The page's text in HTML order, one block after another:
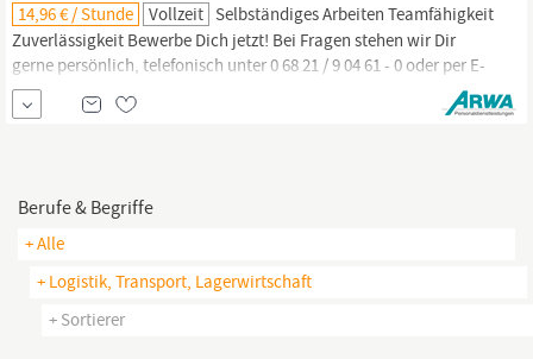
14,96 € / Stunde Vollzeit Selbständiges Arbeiten Teamfähigkeit
Zuverlässigkeit Bewerbe Dich jetzt! Bei Fragen stehen wir Dir
gerne persönlich, telefonisch unter 0 68 21 / 9 04 61 - 0 oder per E-
Mail an neunkirchen, Lagerlogistiker (m/w/d),
Versandmitarbeiter (m/w/d), Staplerfahrer (m/w/d),
Berufe & Begriffe
+ Alle
+ Logistik, Transport, Lagerwirtschaft
+ Sortierer